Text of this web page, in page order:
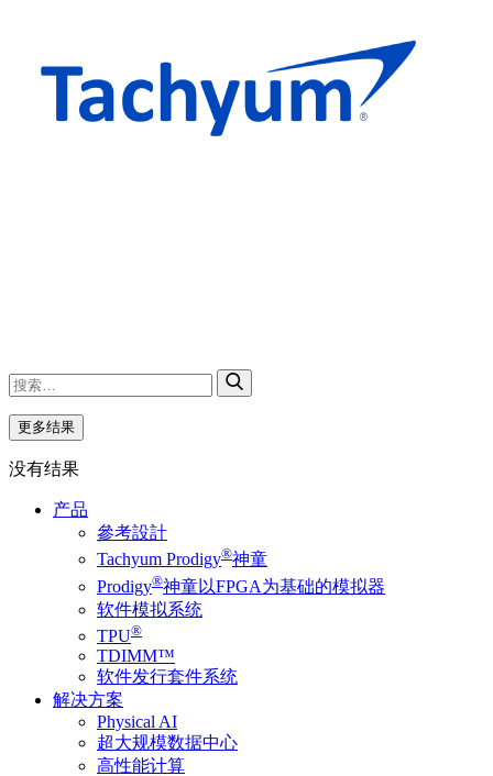
更多结果
没有结果
产品
參考設計
Tachyum Prodigy®神童
Prodigy®神童以FPGA为基础的模拟器
软件模拟系统
TPU®
TDIMM™
软件发行套件系统
解决方案
Physical AI
超大规模数据中心
高性能计算